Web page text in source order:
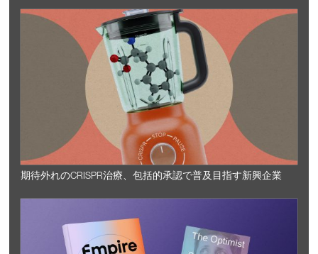
期待外れのCRISPR治療、包括的承認で普及目指す新興企業